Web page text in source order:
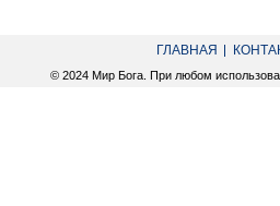
ГЛАВНАЯ
© 2024 Мир Бога. При любом